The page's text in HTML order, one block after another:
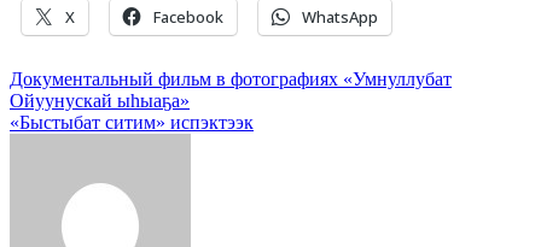
X Facebook WhatsApp
Навигация
по
Документальный фильм в фотографиях «Умнуллубат
Ойуунускай ыһыаҕа»
«Быстыбат ситим» испэктээк